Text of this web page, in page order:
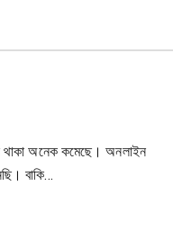
থাকা অনেক কমেছে। অনলাইন
বাকি…